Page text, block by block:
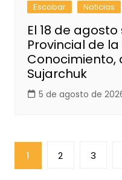
Escobar Noticias
El 18 de
Provincial de
Conocimiento,
Sujarchuk
5 de agosto de
Paginación
de
1 2 3